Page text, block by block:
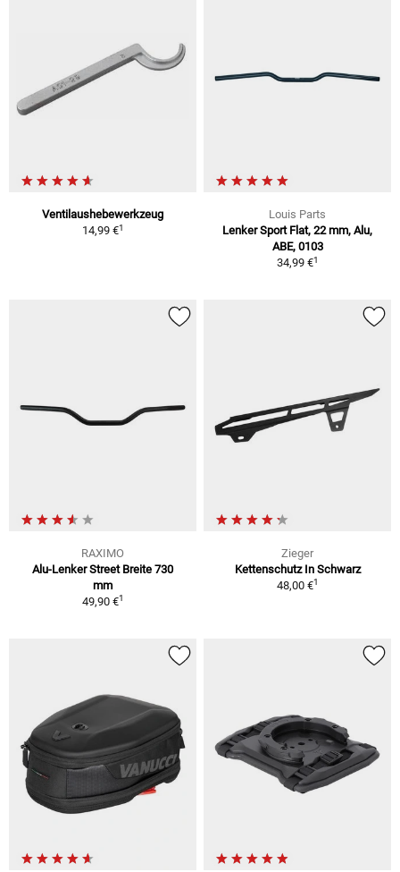
Ventilaushebewerkzeug
14,99 €1
Louis Parts
Lenker Sport Flat, 22 mm, Alu,
ABE, 0103
34,99 €1
RAXIMO
Alu-Lenker Street Breite 730
mm
49,90 €1
Zieger
Kettenschutz In Schwarz
48,00 €1